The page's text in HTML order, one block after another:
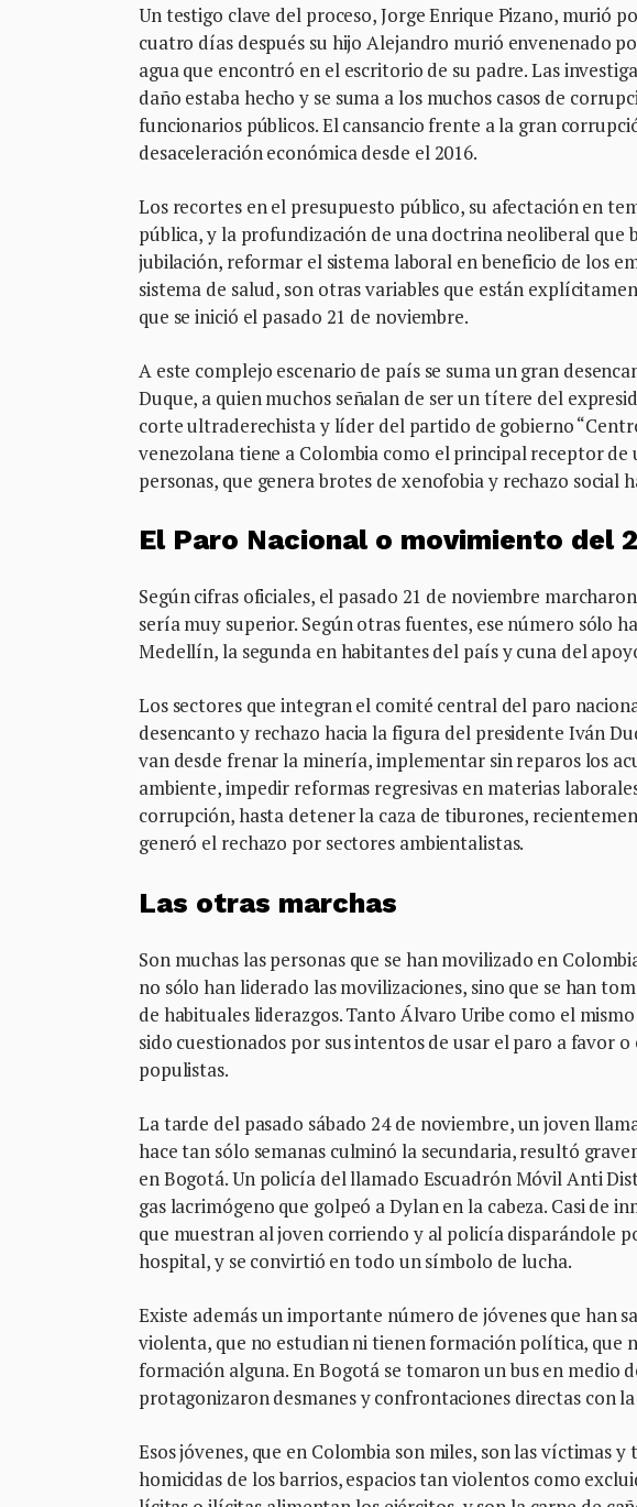
Un testigo clave del proceso, Jorge Enrique Pizano, murió
cuatro días después su hijo Alejandro murió envenenado
agua que encontró en el escritorio de su padre. Las
daño estaba hecho y se suma a los muchos casos de
funcionarios públicos. El cansancio frente a la gran
desaceleración económica desde el 2016.
Los recortes en el presupuesto público, su afectación en
pública, y la profundización de una doctrina neoliberal que
jubilación, reformar el sistema laboral en beneficio de los
sistema de salud, son otras variables que están
que se inició el pasado 21 de noviembre.
A este complejo escenario de país se suma un gran
Duque, a quien muchos señalan de ser un títere del
corte ultraderechista y líder del partido de gobierno
venezolana tiene a Colombia como el principal receptor
personas, que genera brotes de xenofobia y rechazo social
El Paro Nacional o movimiento del
Según cifras oficiales, el pasado 21 de noviembre
sería muy superior. Según otras fuentes, ese número sólo
Medellín, la segunda en habitantes del país y cuna del
Los sectores que integran el comité central del paro
desencanto y rechazo hacia la figura del presidente Iván
van desde frenar la minería, implementar sin reparos los
ambiente, impedir reformas regresivas en materias
corrupción, hasta detener la caza de tiburones,
generó el rechazo por sectores ambientalistas.
Las otras marchas
Son muchas las personas que se han movilizado en
no sólo han liderado las movilizaciones, sino que se han
de habituales liderazgos. Tanto Álvaro Uribe como el
sido cuestionados por sus intentos de usar el paro a favor
populistas.
La tarde del pasado sábado 24 de noviembre, un joven
hace tan sólo semanas culminó la secundaria, resultó
en Bogotá. Un policía del llamado Escuadrón Móvil Anti
gas lacrimógeno que golpeó a Dylan en la cabeza. Casi de
que muestran al joven corriendo y al policía disparándole
hospital, y se convirtió en todo un símbolo de lucha.
Existe además un importante número de jóvenes que han
violenta, que no estudian ni tienen formación política, que
formación alguna. En Bogotá se tomaron un bus en medio
protagonizaron desmanes y confrontaciones directas con
Esos jóvenes, que en Colombia son miles, son las víctimas
homicidas de los barrios, espacios tan violentos como